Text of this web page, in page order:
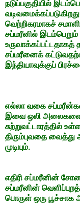
நடுப்பகுதியில்
வெற்றிகரமாகச்
சப்மரீனில்
சப்மரீனைக்
இந்தியாவுக்குப்
எல்லா வகை
இவை ஒலி அலைகளை
சுற்றுவட்டாரத்தில்
திரும்புவதை
முடியும்.
எதிரி சப்மரீனின்
சப்மரீனின்
பொருள் ஒரு பூச்சாக